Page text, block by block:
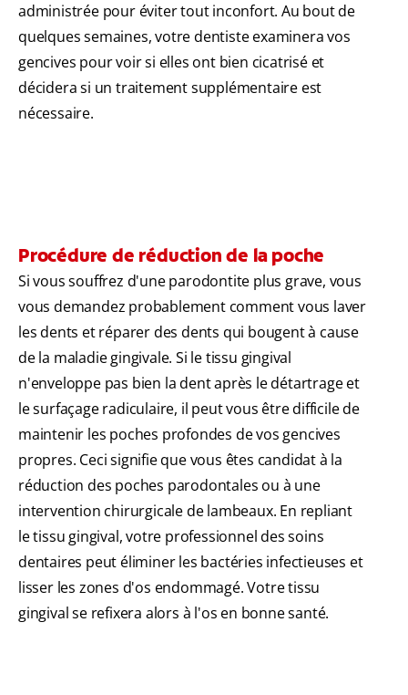
administrée pour éviter tout inconfort. Au bout de
quelques semaines, votre dentiste examinera vos
gencives pour voir si elles ont bien cicatrisé et
décidera si un traitement supplémentaire est
nécessaire.
Procédure de réduction de la poche
Si vous souffrez d'une parodontite plus grave, vous
vous demandez probablement comment vous laver
les dents et réparer des dents qui bougent à cause
de la maladie gingivale. Si le tissu gingival
n'enveloppe pas bien la dent après le détartrage et
le surfaçage radiculaire, il peut vous être difficile de
maintenir les poches profondes de vos gencives
propres. Ceci signifie que vous êtes candidat à la
réduction des poches parodontales ou à une
intervention chirurgicale de lambeaux. En repliant
le tissu gingival, votre professionnel des soins
dentaires peut éliminer les bactéries infectieuses et
lisser les zones d'os endommagé. Votre tissu
gingival se refixera alors à l'os en bonne santé.